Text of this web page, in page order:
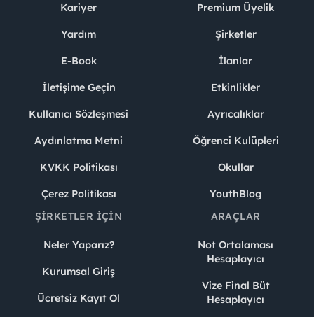
Kariyer
Yardım
E-Book
İletişime Geçin
Kullanıcı Sözleşmesi
Aydınlatma Metni
KVKK Politikası
Çerez Politikası
Premium Üyelik
Şirketler
İlanlar
Etkinlikler
Ayrıcalıklar
Öğrenci Kulüpleri
Okullar
YouthBlog
ŞIRKETLER İÇIN
Neler Yaparız?
Kurumsal Giriş
Ücretsiz Kayıt Ol
ARAÇLAR
Not Ortalaması
Hesaplayıcı
Vize Final Büt
Hesaplayıcı